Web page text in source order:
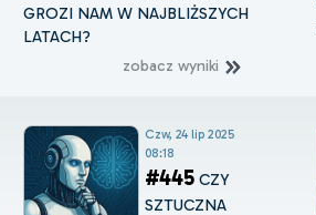
GROZI NAM W NAJBLIŻSZYCH
LATACH?
zobacz wyniki
Czw, 24 lip 2025
08:18
#445CZY
SZTUCZNA